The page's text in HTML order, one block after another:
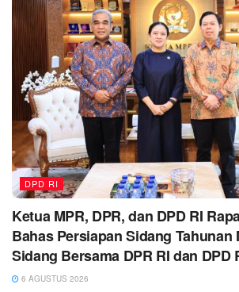
DPD RI
Ketua MPR, DPR, dan DPD RI
Bahas Persiapan Sidang Tahunan
Sidang Bersama DPR RI dan DPD
6 AGUSTUS 2026